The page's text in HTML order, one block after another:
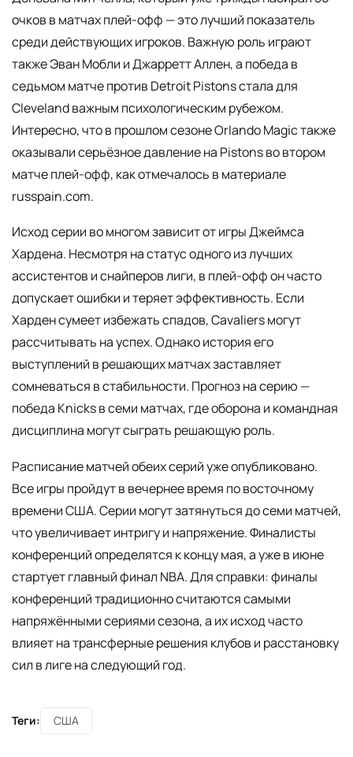
очков в матчах плей-офф — это лучший показатель
среди действующих игроков. Важную роль играют
также Эван Мобли и Джарретт Аллен, а победа в
седьмом матче против Detroit Pistons стала для
Cleveland важным психологическим рубежом.
Интересно, что в прошлом сезоне Orlando Magic также
оказывали серьёзное давление на Pistons во втором
матче плей-офф, как отмечалось в материале
russpain.com.
Исход серии во многом зависит от игры Джеймса
Хардена. Несмотря на статус одного из лучших
ассистентов и снайперов лиги, в плей-офф он часто
допускает ошибки и теряет эффективность. Если
Харден сумеет избежать спадов, Cavaliers могут
рассчитывать на успех. Однако история его
выступлений в решающих матчах заставляет
сомневаться в стабильности. Прогноз на серию —
победа Knicks в семи матчах, где оборона и командная
дисциплина могут сыграть решающую роль.
Расписание матчей обеих серий уже опубликовано.
Все игры пройдут в вечернее время по восточному
времени США. Серии могут затянуться до семи матчей,
что увеличивает интригу и напряжение. Финалисты
конференций определятся к концу мая, а уже в июне
стартует главный финал NBA. Для справки: финалы
конференций традиционно считаются самыми
напряжёнными сериями сезона, а их исход часто
влияет на трансферные решения клубов и расстановку
сил в лиге на следующий год.
Теги: США